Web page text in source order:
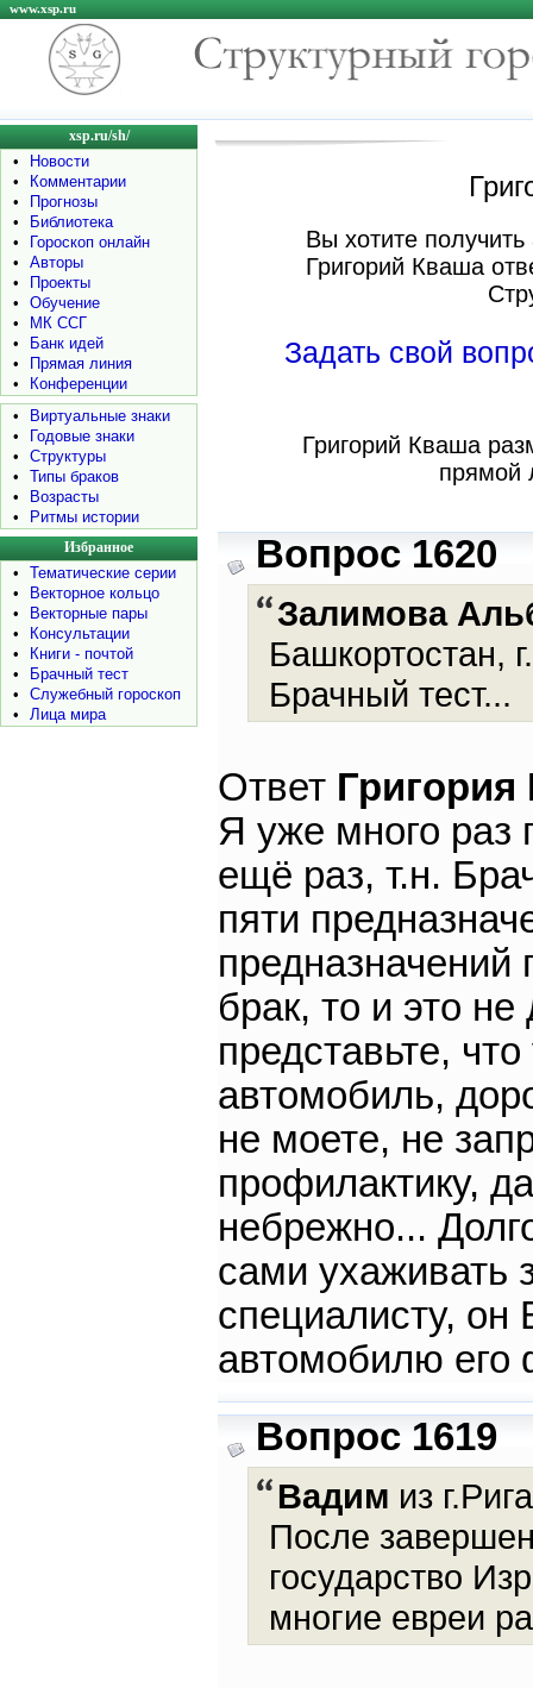
www.xsp.ru
xsp.ru/sh/
•
Новости
•
Комментарии
•
Прогнозы
•
Библиотека
•
Гороскоп онлайн
•
Авторы
•
Проекты
•
Обучение
•
МК ССГ
•
Банк идей
•
Прямая линия
•
Конференции
•
Виртуальные знаки
•
Годовые знаки
•
Структуры
•
Типы браков
•
Возрасты
•
Ритмы истории
Избранное
•
Тематические серии
•
Векторное кольцо
•
Векторные пары
•
Консультации
•
Книги - почтой
•
Брачный тест
•
Служебный гороскоп
•
Лица мира
Вы хотите
Григорий Кваша
Задать свой
Григорий Кваша
прямой
Вопрос 1620
Залимова
Башкортостан,
Брачный тест...
Ответ
Я уже много раз
ещё раз, т.н.
пяти
предназначений
брак, то и это не
представьте,
автомобиль,
не моете, не
профилактику,
небрежно...
сами ухаживать
специалисту,
автомобилю его
Вопрос 1619
Вадим из
После
государство
многие евреи